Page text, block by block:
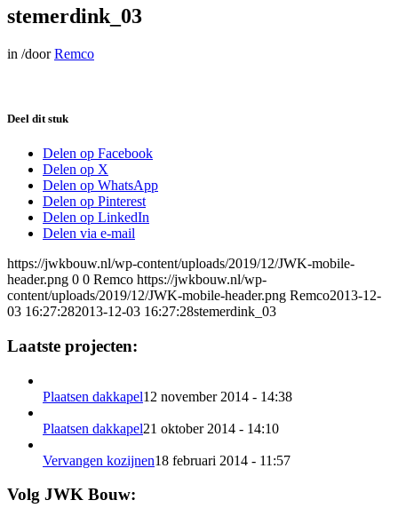
stemerdink_03
in /doorRemco
Deel dit stuk
Delen op Facebook
Delen op X
Delen op WhatsApp
Delen op Pinterest
Delen op LinkedIn
Delen via e-mail
https://jwkbouw.nl/wp-content/uploads/2019/12/JWK-mobile-
header.png 0 0 Remco https://jwkbouw.nl/wp-
content/uploads/2019/12/JWK-mobile-header.png Remco2013-12-
03 16:27:282013-12-03 16:27:28stemerdink_03
Laatste projecten:
Plaatsen dakkapel12 november 2014 - 14:38
Plaatsen dakkapel21 oktober 2014 - 14:10
Vervangen kozijnen18 februari 2014 - 11:57
Volg JWK Bouw: